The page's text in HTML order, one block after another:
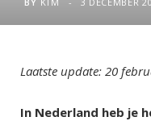
Laatste update: 20
In Nederland heb je